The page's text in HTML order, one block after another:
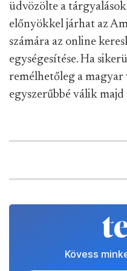
üdvözölte a
előnyökkel járhat az
számára az online
egységesítése. Ha
remélhetőleg a magyar
egyszerűbbé válik
Kövess